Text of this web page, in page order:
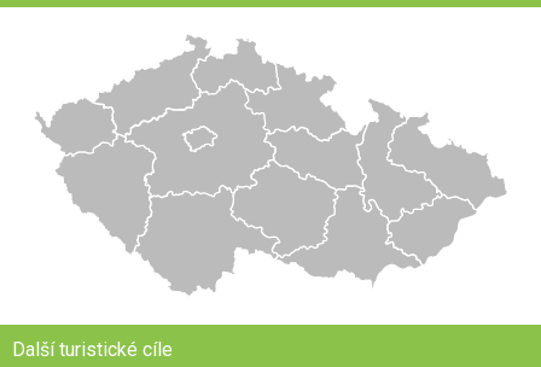
Další turistické cíle